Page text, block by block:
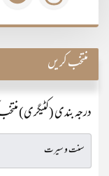
منتخب کریں
درجہ بندی (کٹیگری)